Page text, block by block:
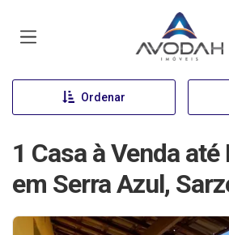
Página inicial
Ordenar
1 Casa à Venda
em Serra Azul,